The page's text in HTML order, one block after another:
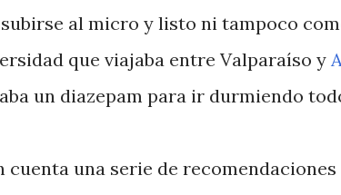
subirse al micro y listo ni tampoco
que viajaba entre Valparaíso y
un diazepam para ir durmiendo
cuenta una serie de